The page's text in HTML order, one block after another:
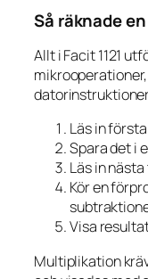
Så räknade
Allt i Facit 1121
Läs in
Spara det i
Läs in
Kör en
Visa
Multiplikation